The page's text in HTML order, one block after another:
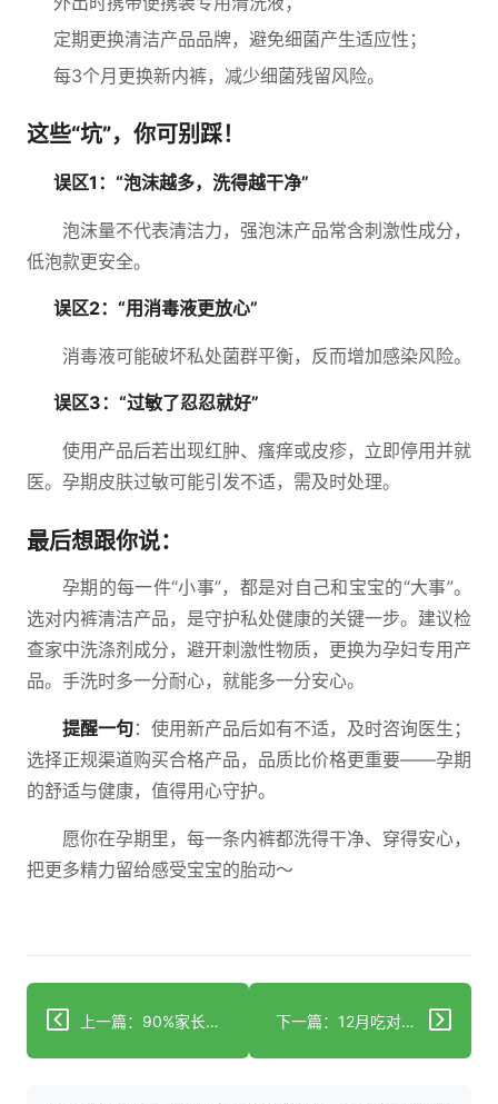
定期更换清洁产品品牌，避免细菌产生适应性；
每3个月更换新内裤，减少细菌残留风险。
这些“坑”，你可别踩！
误区1：“泡沫越多，洗得越干净”
泡沫量不代表清洁力，强泡沫产品常含刺激性成分，
低泡款更安全。
误区2：“用消毒液更放心”
消毒液可能破坏私处菌群平衡，反而增加感染风险。
误区3：“过敏了忍忍就好”
使用产品后若出现红肿、瘙痒或皮疹，立即停用并就
医。孕期皮肤过敏可能引发不适，需及时处理。
最后想跟你说：
孕期的每一件“小事”，都是对自己和宝宝的“大事”。
选对内裤清洁产品，是守护私处健康的关键一步。建议检
查家中洗涤剂成分，避开刺激性物质，更换为孕妇专用产
品。手洗时多一分耐心，就能多一分安心。
提醒一句：使用新产品后如有不适，及时咨询医生；
选择正规渠道购买合格产品，品质比价格更重要——孕期
的舒适与健康，值得用心守护。
愿你在孕期里，每一条内裤都洗得干净、穿得安心，
把更多精力留给感受宝宝的胎动～
上一篇：90%家长忽略的宝宝背心真相？原来这么重要 下一篇：12月吃对这几种水果，比补剂还管用